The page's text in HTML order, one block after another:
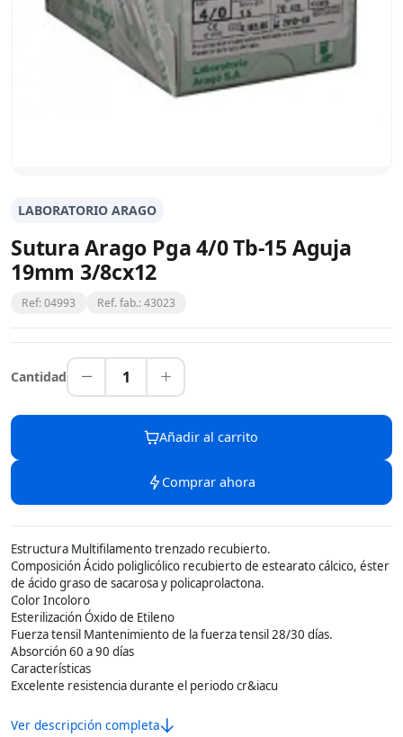
LABORATORIO ARAGO
Sutura Arago Pga 4/0 Tb-15 Aguja
19mm 3/8cx12
Ref: 04993 Ref. fab.: 43023
Cantidad 1
Añadir al carrito
Comprar ahora
Estructura Multifilamento trenzado recubierto.
Composición Ácido poliglicólico recubierto de estearato cálcico, éster
de ácido graso de sacarosa y policaprolactona.
Color Incoloro
Esterilización Óxido de Etileno
Fuerza tensil Mantenimiento de la fuerza tensil 28/30 días.
Absorción 60 a 90 días
Características
Excelente resistencia durante el periodo cr&iacu
Ver descripción completa